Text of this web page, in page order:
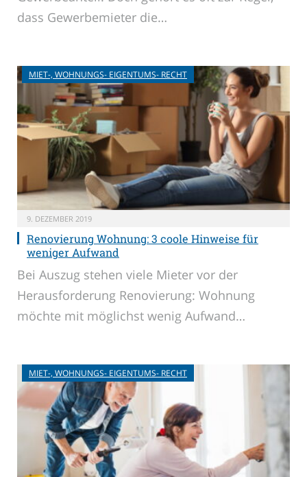
dass Gewerbemieter die…
MIET-, WOHNUNGS- EIGENTUMS- RECHT
9. DEZEMBER 2019
Renovierung Wohnung: 3 coole Hinweise für
weniger Aufwand
Bei Auszug stehen viele Mieter vor der
Herausforderung Renovierung: Wohnung
möchte mit möglichst wenig Aufwand…
MIET-, WOHNUNGS- EIGENTUMS- RECHT